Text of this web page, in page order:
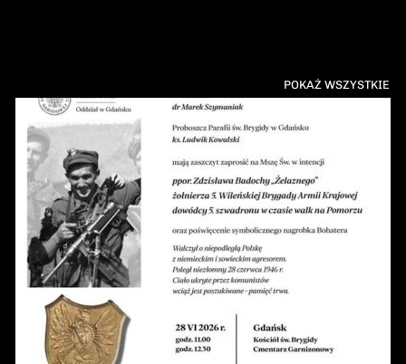
POKAŻ WSZYSTKIE